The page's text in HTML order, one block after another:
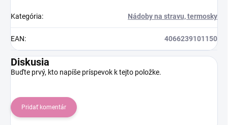
Kategória: Nádoby na stravu, termosky
EAN: 4066239101150
Diskusia
Buďte prvý, kto napíše príspevok k tejto položke.
Pridať komentár